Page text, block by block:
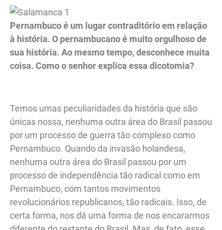
Pernambuco é um lugar contraditório em relação
à história. O pernambucano é muito orgulhoso de
sua história. Ao mesmo tempo, desconhece muita
coisa. Como o senhor explica essa dicotomia?
Temos umas peculiaridades da história que são
únicas nossa, nenhuma outra área do Brasil passou
por um processo de guerra tão complexo como
Pernambuco. Quando da invasão holandesa,
nenhuma outra área do Brasil passou por um
processo de independência tão radical como em
Pernambuco, com tantos movimentos
revolucionários republicanos, tão radicais. Isso, de
certa forma, nos dá uma forma de nos encararmos